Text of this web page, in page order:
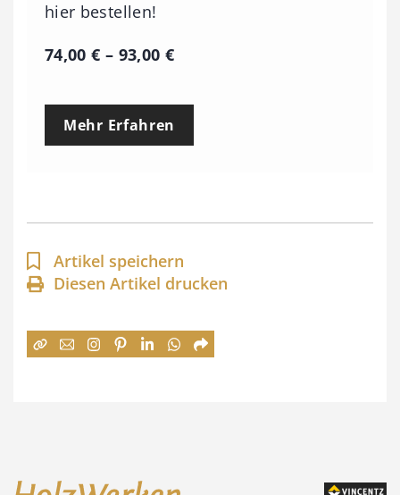
hier bestellen!
74,00€ – 93,00 €P
e
p
a
n
e
Mehr Erfahren
Artikel speichern
Diesen Artikel drucken